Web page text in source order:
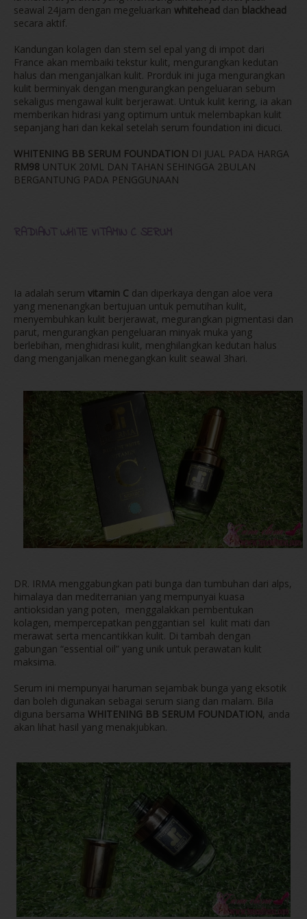
seawal 24jam dengan megeluarkan whitehead dan blackhead
secara aktif.
Kandungan kolagen dan stem sel epal yang di impot dari
France akan membaiki tekstur kulit, mengurangkan kedutan
halus dan menganjalkan kulit. Prorduk ini juga mengurangkan
kulit berminyak dengan mengurangkan pengeluaran sebum
sekaligus mengawal kulit berjerawat. Untuk kulit kering, ia akan
memberikan hidrasi yang optimum untuk melembapkan kulit
sepanjang hari dan kekal setelah serum foundation ini dicuci.
WHITENING BB SERUM FOUNDATION DI JUAL PADA HARGA
RM98 UNTUK 20ML DAN TAHAN SEHINGGA 2BULAN
BERGANTUNG PADA PENGGUNAAN
RADIANT WHITE VITAMIN C SERUM
Ia adalah serum vitamin C dan diperkaya dengan aloe vera
yang menenangkan bertujuan untuk pemutihan kulit,
menyembuhkan kulit berjerawat, megurangkan pigmentasi dan
parut, mengurangkan pengeluaran minyak muka yang
berlebihan, menghidrasi kulit, menghilangkan kedutan halus
dang menganjalkan menegangkan kulit seawal 3hari.
DR. IRMA menggabungkan pati bunga dan tumbuhan dari alps,
himalaya dan mediterranian yang mempunyai kuasa
antioksidan yang poten, menggalakkan pembentukan
kolagen, mempercepatkan penggantian sel kulit mati dan
merawat serta mencantikkan kulit. Di tambah dengan
gabungan “essential oil” yang unik untuk perawatan kulit
maksima.
Serum ini mempunyai haruman sejambak bunga yang eksotik
dan boleh digunakan sebagai serum siang dan malam. Bila
diguna bersama WHITENING BB SERUM FOUNDATION, anda
akan lihat hasil yang menakjubkan.